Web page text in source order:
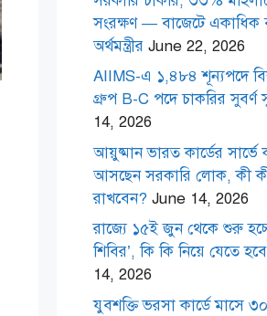
সংরক্ষণ — বাজেটে
অর্থমন্ত্রীর June 22, 2026
AIIMS-এ ১,৪৮৪ শূন্যপদে
গ্রুপ B-C পদে চাকরির
14, 2026
আয়ুষ্মান ভারত কার্ডের
আসছেন সরকারি লোক, কী কী
রাখবেন? June 14, 2026
রাজ্যে ১৫ই জুন থেকে শুরু
শিবির’, কি কি নিয়ে যেতে
14, 2026
যুবশক্তি ভরসা কার্ডে মাসে